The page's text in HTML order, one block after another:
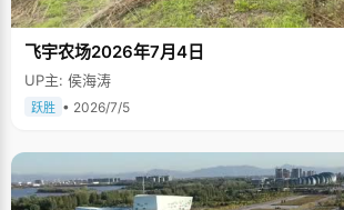
飞宇农场2026年7月4日
UP主: 侯海涛
跃胜 • 2026/7/5